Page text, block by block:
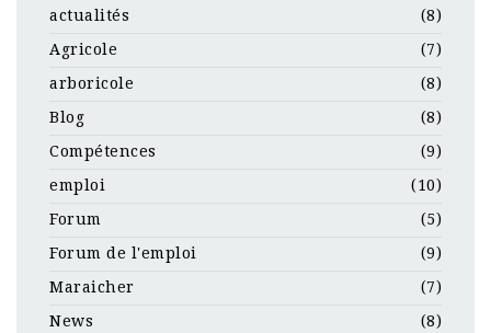
actualités
(8)
Agricole
(7)
arboricole
(8)
Blog
(8)
Compétences
(9)
emploi
(10)
Forum
(5)
Forum de l'emploi
(9)
Maraicher
(7)
News
(8)